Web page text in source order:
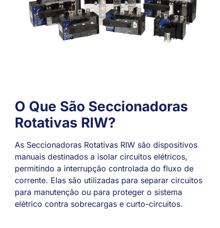
O Que São Seccionadoras
Rotativas RIW?
As Seccionadoras Rotativas RIW são dispositivos
manuais destinados a isolar circuitos elétricos,
permitindo a interrupção controlada do fluxo de
corrente. Elas são utilizadas para separar circuitos
para manutenção ou para proteger o sistema
elétrico contra sobrecargas e curto-circuitos.